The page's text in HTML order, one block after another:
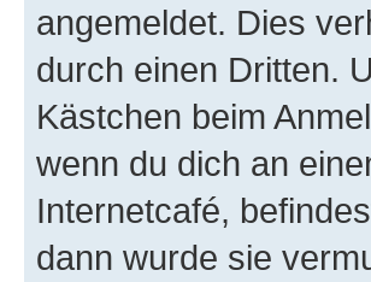
angemeldet. Dies
durch einen Dritten.
Kästchen beim
wenn du dich an
Internetcafé,
dann wurde sie